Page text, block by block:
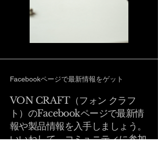
Facebookページで最新情報をゲット
VON CRAFT（フォン クラフ
ト）のFacebookページで最新情
報や製品情報を入手しましょう。
いいねして、コミュニティに参加